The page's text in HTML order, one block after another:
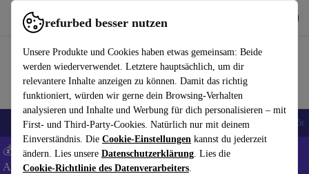
refurbed besser nutzen
Unsere Produkte und Cookies haben etwas gemeinsam: Beide
werden wiederverwendet. Letztere hauptsächlich, um dir
relevantere Inhalte anzeigen zu können. Damit das richtig
funktioniert, würden wir gerne dein Browsing-Verhalten
analysieren und Inhalte und Werbung für dich personalisieren – mit
First- und Third-Party-Cookies. Natürlich nur mit deinem
Einverständnis. Die Cookie-Einstellungen kannst du jederzeit
ändern. Lies unsere Datenschutzerklärung. Lies die
Cookie-Richtlinie des Datenverarbeiters.
refurbed schnell und einfach nutzen
🎒 Back to school Handys Laptops Tablets Smartwatches Zubehör
💰 Extra -8% auf Samsung- und Google-Smartphones - Code:
ANDROID8 -AGB